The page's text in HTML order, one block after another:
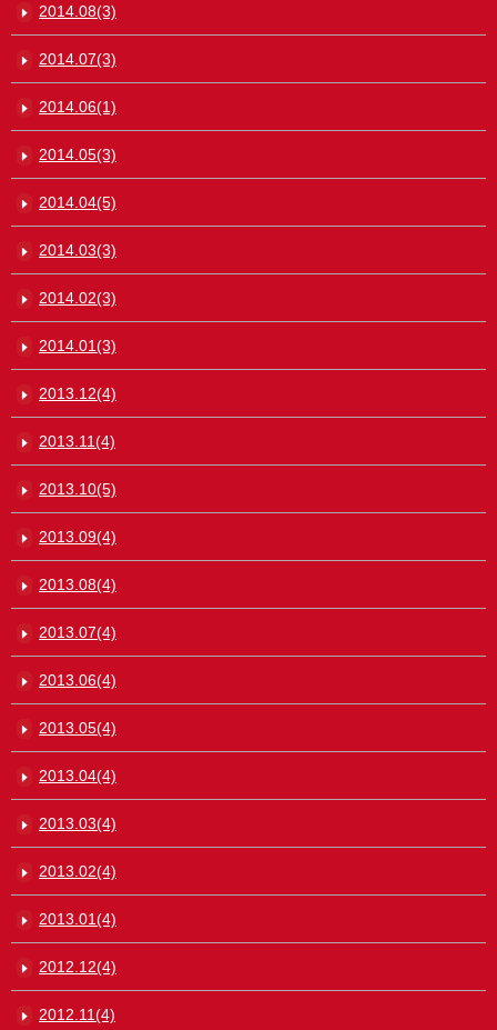
2014.08(3)
2014.07(3)
2014.06(1)
2014.05(3)
2014.04(5)
2014.03(3)
2014.02(3)
2014.01(3)
2013.12(4)
2013.11(4)
2013.10(5)
2013.09(4)
2013.08(4)
2013.07(4)
2013.06(4)
2013.05(4)
2013.04(4)
2013.03(4)
2013.02(4)
2013.01(4)
2012.12(4)
2012.11(4)